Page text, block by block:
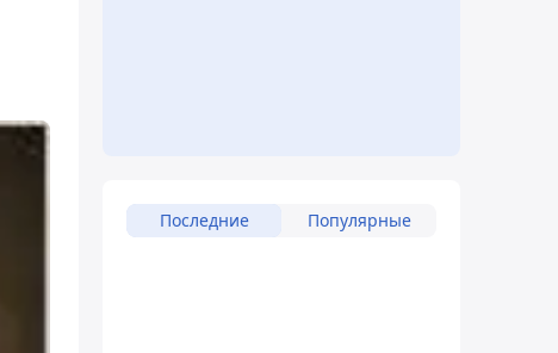
Последние Популярные